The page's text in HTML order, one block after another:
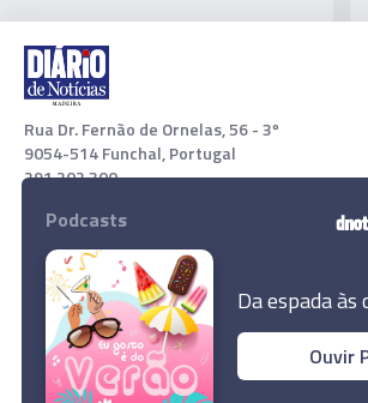
Expulso militar da GNR
Rua Dr. Fernão de Ornelas, 56 - 3º
9054-514 Funchal, Portugal
291 202 300
Download App
© 2022 Empresa Diário de Notícias, Lda.
Podcasts
Da espada às
Ouvir